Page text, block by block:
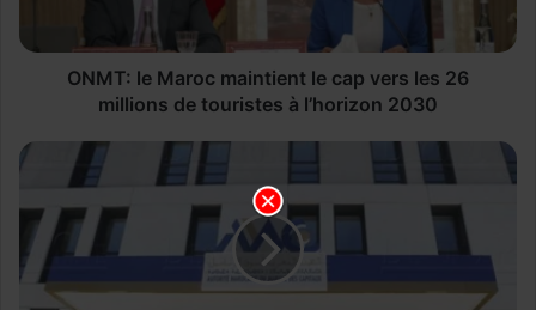
26
millions
à
l’horizon
ONMT: le Maroc maintient le cap vers les 26
millions de touristes à l’horizon 2030
Bourse:
l’AMMC
assouplit
les
règles
des
introductions